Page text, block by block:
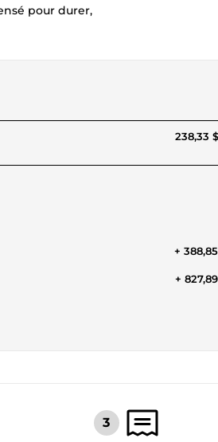
pour durer,
238,33
+
+